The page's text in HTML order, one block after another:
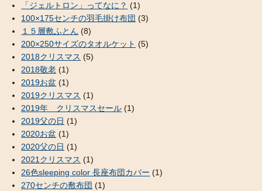
「ジェルトロン」ってなに？ (1)
100×175センチの羽毛掛け布団 (3)
１５層敷ふとん (8)
200×250サイズのタオルケット (5)
2018クリスマス (5)
2018敬老 (1)
2019お盆 (1)
2019クリスマス (1)
2019年 クリスマスセール (1)
2019父の日 (1)
2020お盆 (1)
2020父の日 (1)
2021クリスマス (1)
26色sleeping color 長座布団カバー (1)
270センチの敷布団 (1)